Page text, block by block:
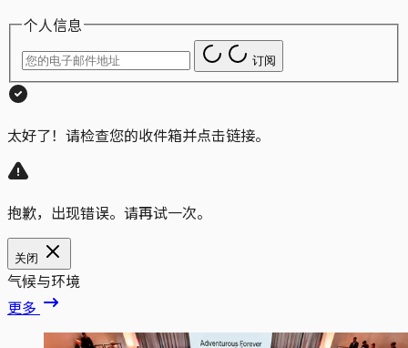
个人信息
订阅
太好了！请检查您的收件箱并点击链接。
抱歉，出现错误。请再试一次。
关闭
气候与环境
更多